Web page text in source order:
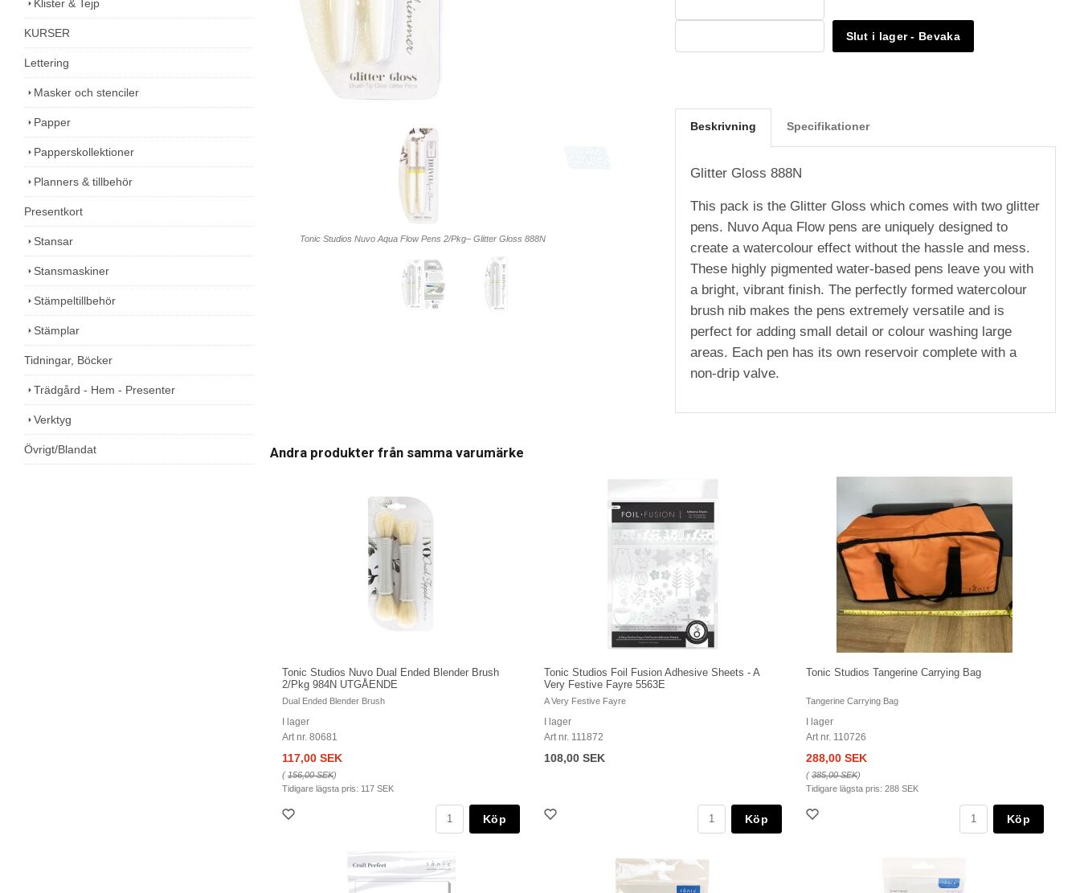
Klister & Tejp
KURSER
Lettering
Masker och stenciler
Papper
Papperskollektioner
Planners & tillbehör
Presentkort
Stansar
Stansmaskiner
Stämpeltillbehör
Stämplar
Tidningar, Böcker
Trädgård - Hem - Presenter
Verktyg
Övrigt/Blandat
Tonic Studios Nuvo Aqua Flow Pens 2/Pkg– Glitter Gloss 888N
Slut i lager - Bevaka
Beskrivning Specifikationer
Glitter Gloss 888N
This pack is the Glitter Gloss which comes with two glitter
pens. Nuvo Aqua Flow pens are uniquely designed to
create a watercolour effect without the hassle and mess.
These highly pigmented water-based pens leave you with
a bright, vibrant finish. The perfectly formed watercolour
brush nib makes the pens extremely versatile and is
perfect for adding small detail or colour washing large
areas. Each pen has its own reservoir complete with a
non-drip valve.
Andra produkter från samma varumärke
Tonic Studios Nuvo Dual Ended Blender Brush
2/Pkg 984N UTGÅENDE
Dual Ended Blender Brush
I lager
Art nr. 80681
117,00 SEK
(156,00 SEK)
Tidigare lägsta pris: 117 SEK
Köp
Tonic Studios Foil Fusion Adhesive Sheets - A
Very Festive Fayre 5563E
A Very Festive Fayre
I lager
Art nr. 111872
108,00 SEK
Köp
Tonic Studios Tangerine Carrying Bag
Tangerine Carrying Bag
I lager
Art nr. 110726
288,00 SEK
(385,00 SEK)
Tidigare lägsta pris: 288 SEK
Köp